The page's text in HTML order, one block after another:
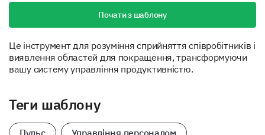
Почати з шаблону
Це інструмент для розуміння сприйняття співробітників і
виявлення областей для покращення, трансформуючи
вашу систему управління продуктивністю.
Теги шаблону
Пульс Управління персоналом